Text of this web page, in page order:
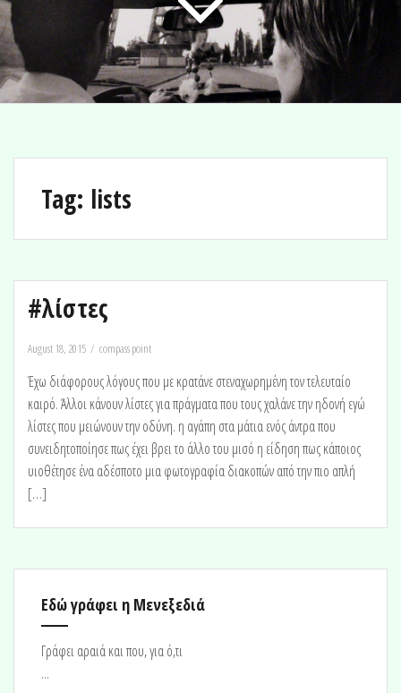
Tag: lists
#λίστες
August 18, 2015 compass point
Έχω διάφορους λόγους που με κρατάνε στεναχωρημένη τον τελευταίο
καιρό. Άλλοι κάνουν λίστες για πράγματα που τους χαλάνε την ηδονή εγώ
λίστες που μειώνουν την οδύνη. η αγάπη στα μάτια ενός άντρα που
συνειδητοποίησε πως έχει βρει το άλλο του μισό η είδηση πως κάποιος
υιοθέτησε ένα αδέσποτο μια φωτογραφία διακοπών από την πιο απλή
[…]
Εδώ γράφει η Μενεξεδιά
Γράφει αραιά και που, για ό,τι
...